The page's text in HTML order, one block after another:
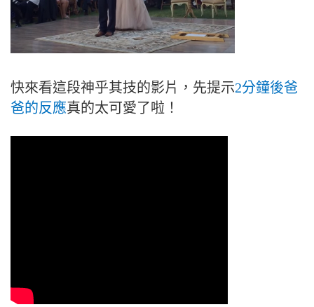
快來看這段神乎其技的影片，先提示2分鐘後爸
爸的反應真的太可愛了啦！